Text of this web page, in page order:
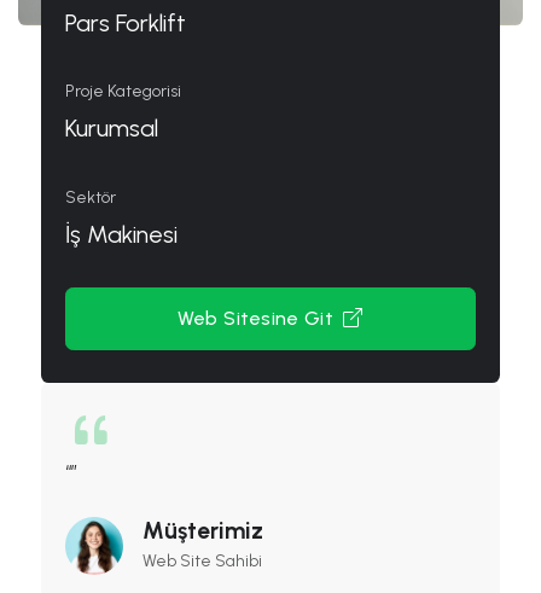
Pars Forklift
Proje Kategorisi
Kurumsal
Sektör
İş Makinesi
Web Sitesine Git
Müşterimiz
Web Site Sahibi